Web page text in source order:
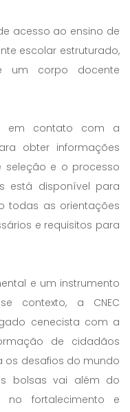
acesso ao ensino de
escolar estruturado,
um corpo docente
em contato com a
obter informações
seleção e o processo
está disponível para
todas as orientações
e requisitos para
e um instrumento
contexto, a CNEC
cenecista com a
de cidadãos
os desafios do mundo
bolsas vai além do
no fortalecimento e